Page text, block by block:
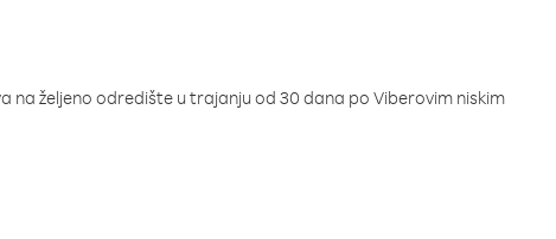
željeno odredište u trajanju od 30 dana po Viberovim niskim